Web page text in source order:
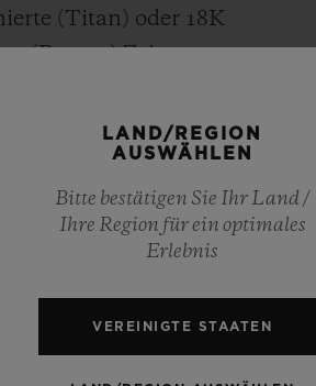
(Titan) oder 18K
Stunden
SCHLIESSE
Armband aus
LAND/REGION
AUSWÄHLEN
Bitte bestätigen Sie Ihr Land /
Ihre Region für ein optimales
Erlebnis
VEREINIGTE STAATEN